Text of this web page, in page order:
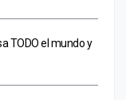
TODO el mundo y